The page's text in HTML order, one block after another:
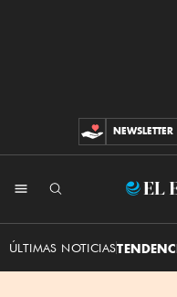
CONTRIBUCIONES
NEWSLETTER
ÚLTIMAS NOTICIAS